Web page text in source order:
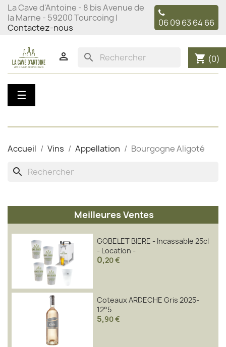
La Cave d'Antoine - 8 bis Avenue de
la Marne - 59200 Tourcoing |
Contactez-nous
06 09 63 64 66
 search shopping_cart (0)
Basculer
la
☰
Accueil Vins Appellation Bourgogne Aligoté
search
Meilleures Ventes
GOBELET BIERE - Incassable 25cl
- Location -
0,20 €
Coteaux ARDECHE Gris 2025-
12°5
5,90 €